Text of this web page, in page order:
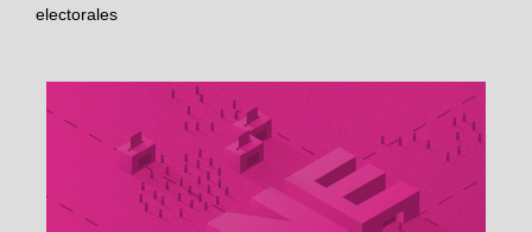
electorales